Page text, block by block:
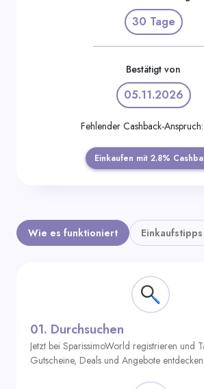
30 Tage
Bestätigt von
05.11.2026
Fehlender Cashback-Anspruch:
Einkaufen mit 2.8%
Wie es funktioniert Einkaufstipps
01. Durchsuchen
Jetzt bei SparissimoWorld registrieren und
Gutscheine, Deals und Angebote entdecken.